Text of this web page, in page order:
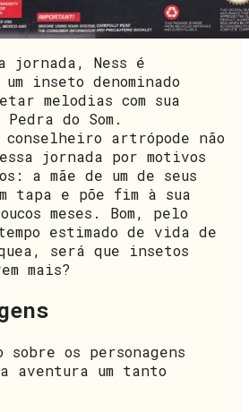
jornada, Ness é
inseto denominado
melodias com sua
do Som.
artrópode não
jornada por motivos
a mãe de um de seus
tapa e põe fim à sua
meses. Bom, pelo
estimado de vida de
será que insetos
mais?
sobre os personagens
aventura um tanto